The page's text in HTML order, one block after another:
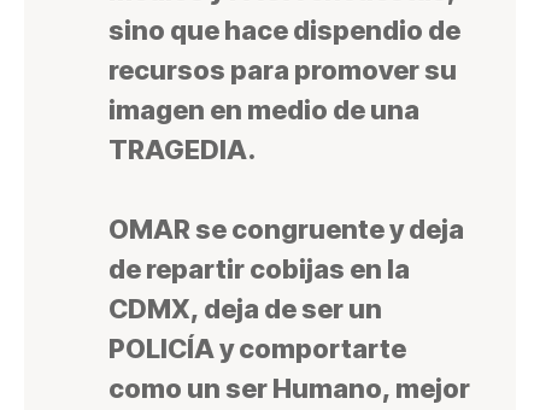
sino que hace dispendio de
recursos para promover su
imagen en medio de una
TRAGEDIA.
OMAR se congruente y deja
de repartir cobijas en la
CDMX, deja de ser un
POLICÍA y comportarte
como un ser Humano, mejor